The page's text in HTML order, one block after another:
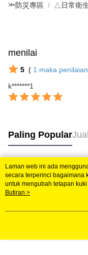
🔦防災專區 △日常衛
menilai
5 ( 1 maka penilaian
k*******1
Paling Popular
Tag Popular
Laman web ini ada
secara terperinci bagaimana
untuk mengubah tetapan
menggunakan kuki di
mengetahui secara
mahu menggunakan kuki di
Butiran >